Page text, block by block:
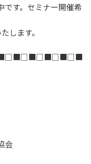
です。セミナー開催希
します。
会